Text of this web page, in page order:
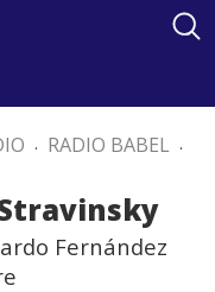
. RADIO BABEL .
Fernández